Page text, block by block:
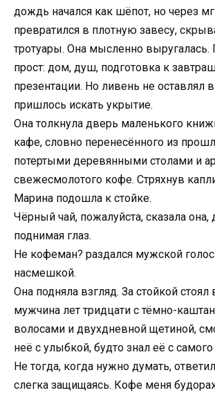
дождь начался как шёпот, но через
превратился в плотную завесу,
тротуары. Она мысленно
прост: дом, душ, подготовка к
презентации. Но ливень не оставлял
пришлось искать укрытие.
Она толкнула дверь маленького
кафе, словно перенесённого из
потертыми деревянными столами и
свежесмолотого кофе. Стряхнув
Марина подошла к стойке.
Чёрный чай, пожалуйста, сказала она,
поднимая глаз.
Не кофеман? раздался мужской
насмешкой.
Она подняла взгляд. За стойкой
мужчина лет тридцати с тёмно-
волосами и двухдневной щетиной,
неё с улыбкой, будто знал её с самого
Не тогда, когда нужно думать,
слегка защищаясь. Кофе меня